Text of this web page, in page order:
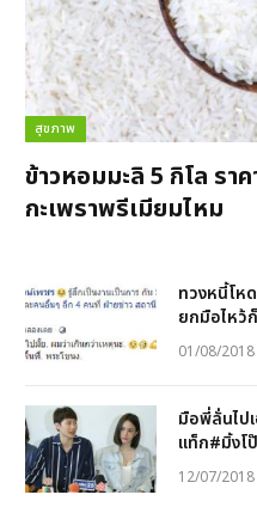
สุขภาพ
ข้าวหอมมะลิ 5 กิโล รา
กะเพราพรีเมียมไหม
ทวงหนี้โห
ยกมือไหว้
01/08/2018
มือพี่ลั่นไป
แท็ก#มิ้งโ
12/07/2018